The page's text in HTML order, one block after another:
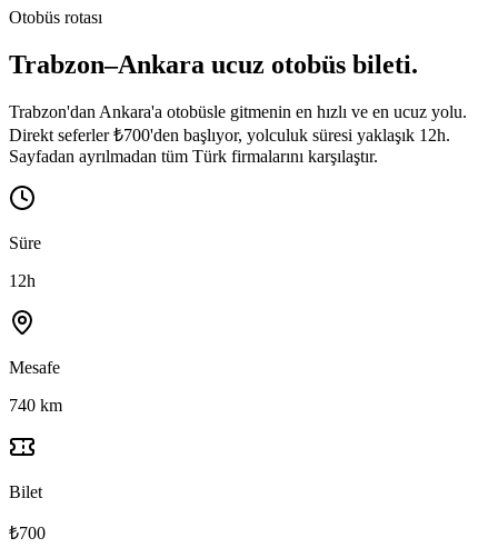
Otobüs rotası
Trabzon–Ankara ucuz otobüs bileti.
Trabzon'dan Ankara'a otobüsle gitmenin en hızlı ve en ucuz yolu.
Direkt seferler ₺700'den başlıyor, yolculuk süresi yaklaşık 12h.
Sayfadan ayrılmadan tüm Türk firmalarını karşılaştır.
Süre
12h
Mesafe
740 km
Bilet
₺700